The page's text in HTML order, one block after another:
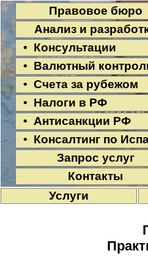
Правовое бюро
Анализ и
• Консультации
• Валютный
• Счета за рубежом
• Налоги в РФ
• Антисанкции РФ
• Консалтинг по
Запрос услуг
Контакты
Услуги